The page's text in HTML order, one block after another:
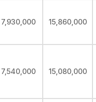
7,930,000 15,860,000
7,540,000 15,080,000